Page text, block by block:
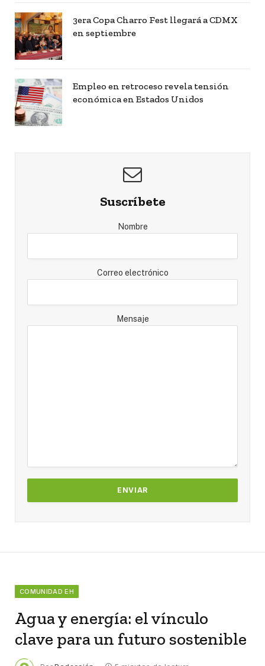
3era Copa Charro Fest llegará a CDMX
en septiembre
Empleo en retroceso revela tensión
económica en Estados Unidos
Suscríbete
Nombre
Correo electrónico
Mensaje
COMUNIDAD EH
Agua y energía: el vínculo
clave para un futuro sostenible